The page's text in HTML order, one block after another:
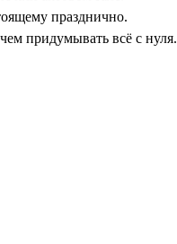
празднично.
придумывать всё с нуля.